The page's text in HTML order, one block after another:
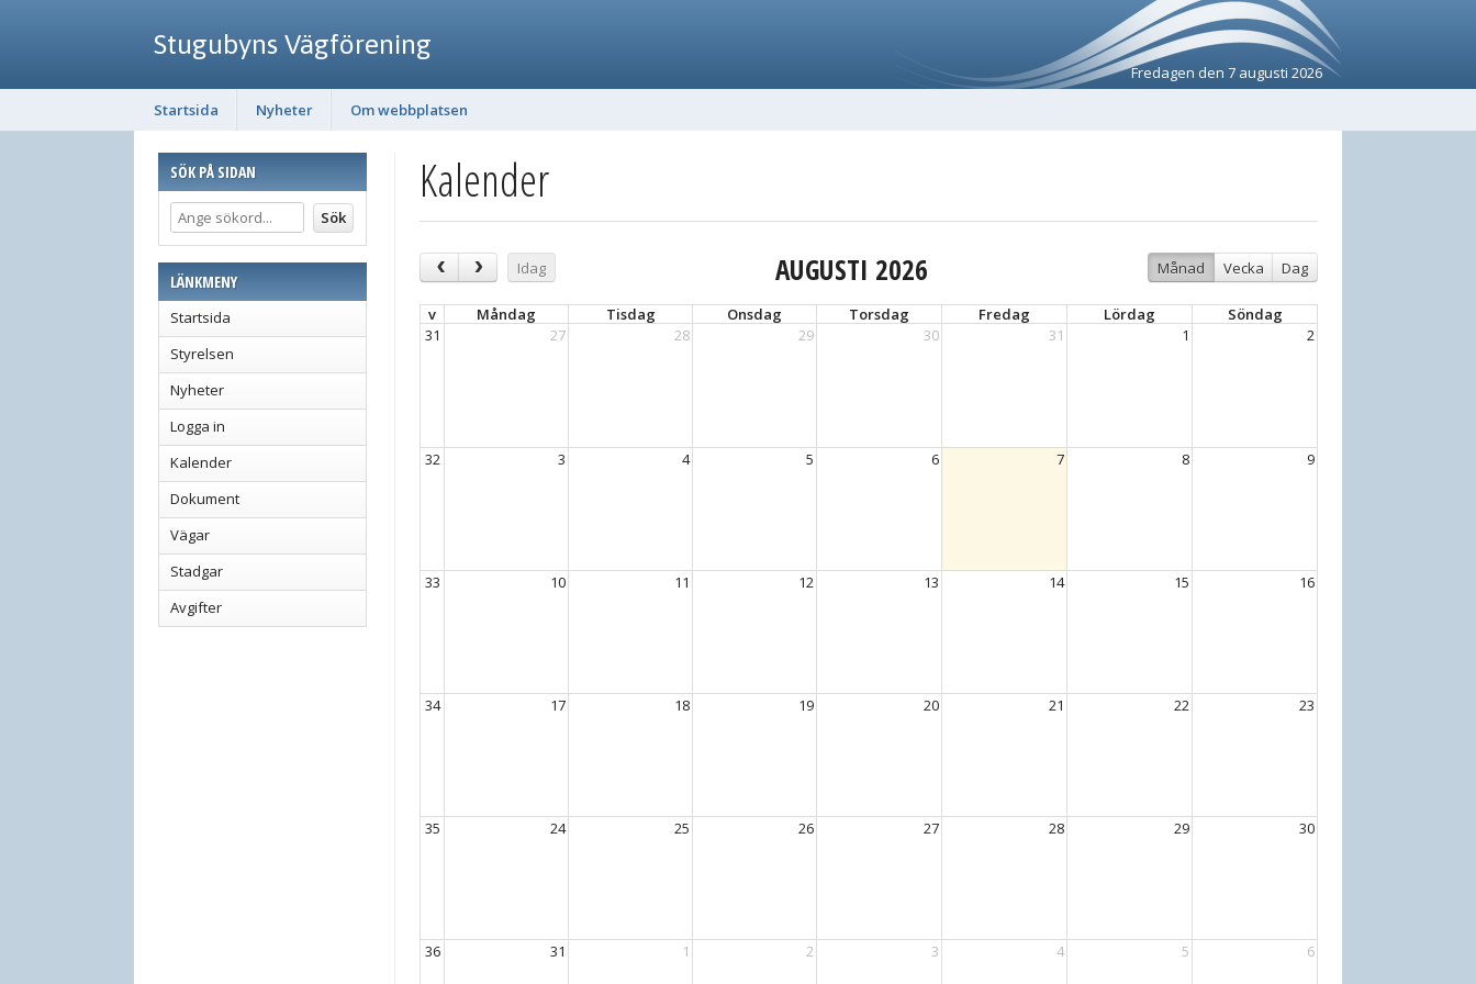
Stugubyns Vägförening
Fredagen den 7 augusti 2026
Startsida
Nyheter Om webbplatsen
SÖK PÅ SIDAN
LÄNKMENY
Startsida
Styrelsen
Nyheter
Logga in
Kalender
Dokument
Vägar
Stadgar
Avgifter
Kalender
Idag Månad Vecka Dag
AUGUSTI 2026
v Måndag Tisdag Onsdag Torsdag Fredag Lördag
Söndag
31
27 28 29 30 31 1 2
32 3 4 5 6 7 8 9
33 10 11 12 13 14 15 16
34 17 18 19 20 21 22 23
35 24 25 26 27 28 29 30
36 31 1 2 3 4 5 6